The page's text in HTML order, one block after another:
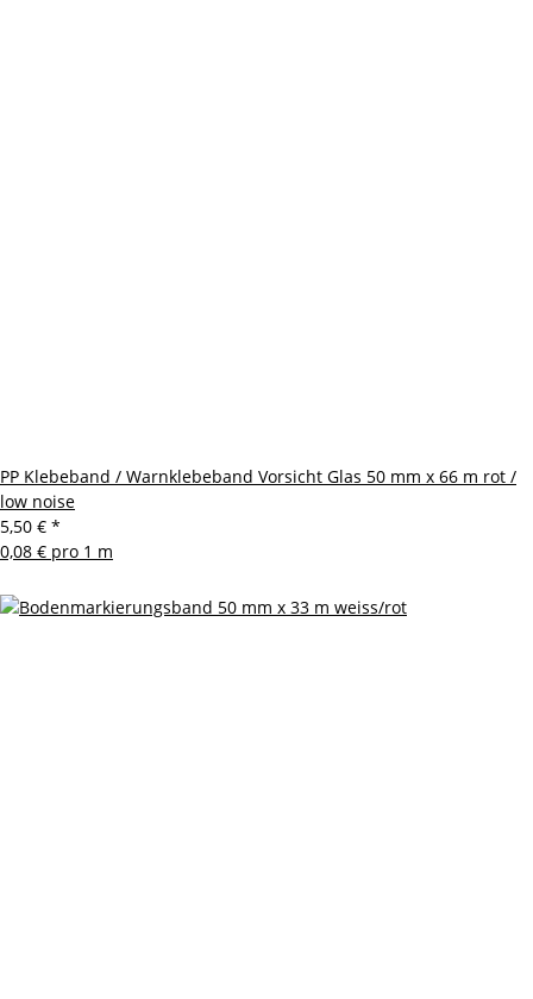
PP Klebeband / Warnklebeband Vorsicht Glas 50 mm x 66 m rot /
low noise
5,50 € *
0,08 € pro 1 m